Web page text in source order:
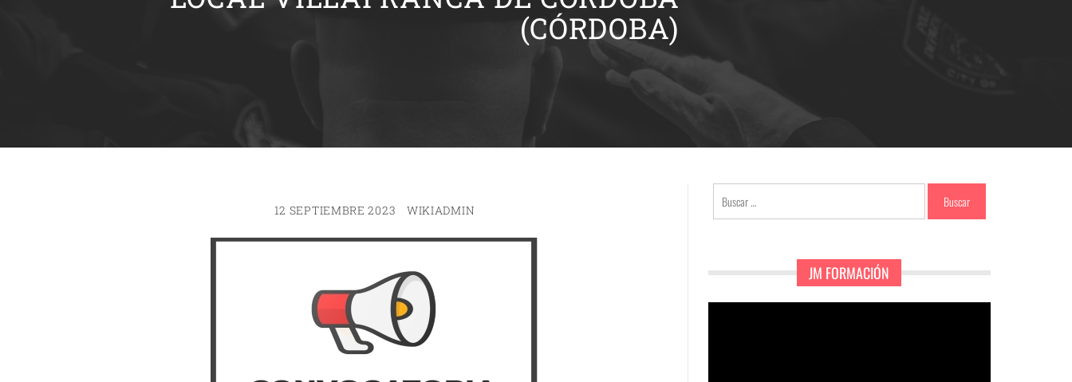
(CÓRDOBA)
12 SEPTIEMBRE 2023 WIKIADMIN
Buscar:
JM FORMACIÓN